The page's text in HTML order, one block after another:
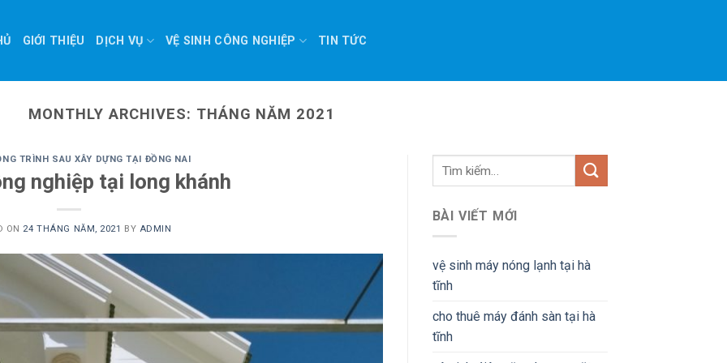
GIỚI THIỆU DỊCH VỤ VỆ SINH CÔNG NGHIỆP TIN TỨC
MONTHLY ARCHIVES: THÁNG NĂM 2021
TRÌNH SAU XÂY DỰNG TẠI ĐỒNG NAI
nghiệp tại long khánh
ON 24 THÁNG NĂM, 2021 BY ADMIN
BÀI VIẾT MỚI
vệ sinh máy nóng lạnh tại hà
tĩnh
cho thuê máy đánh sàn tại hà
tĩnh